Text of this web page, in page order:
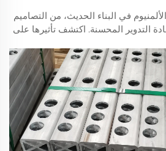
في البناء الحديث، من التصاميم
التدوير المحسنة. اكتشف تأثيرها على